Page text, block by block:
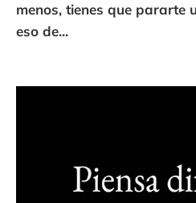
menos, tienes que pararte
eso de...